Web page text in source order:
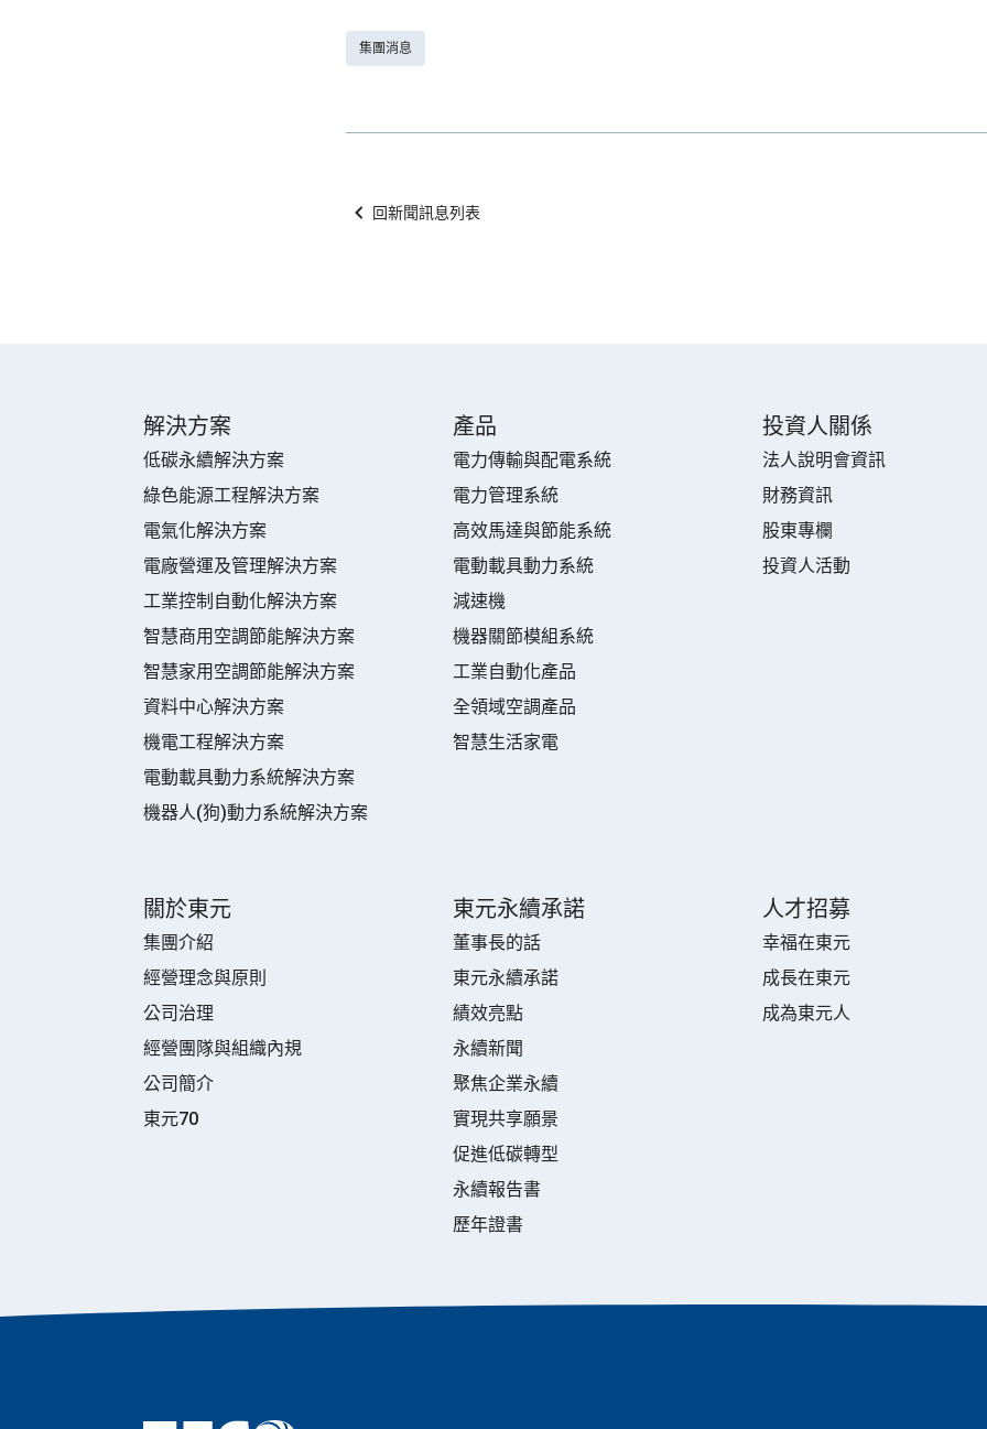
集團消息
回新聞訊息列表
解決方案
低碳永續解決方案
綠色能源工程解決方案
電氣化解決方案
電廠營運及管理解決方案
工業控制自動化解決方案
智慧商用空調節能解決方案
智慧家用空調節能解決方案
資料中心解決方案
機電工程解決方案
電動載具動力系統解決方案
機器人(狗)動力系統解決方案
產品
電力傳輸與配電系統
電力管理系統
高效馬達與節能系統
電動載具動力系統
減速機
機器關節模組系統
工業自動化產品
全領域空調產品
智慧生活家電
投資人關係
法人說明會資訊
財務資訊
股東專欄
投資人活動
關於東元
集團介紹
經營理念與原則
公司治理
經營團隊與組織內規
公司簡介
東元70
東元永續承諾
董事長的話
東元永續承諾
績效亮點
永續新聞
聚焦企業永續
實現共享願景
促進低碳轉型
永續報告書
歷年證書
人才招募
幸福在東元
成長在東元
成為東元人